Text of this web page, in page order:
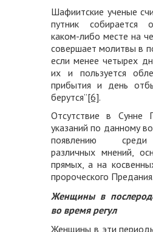
Шафиитские ученые
путник собирается
каком-либо месте на
совершает молитвы в
если менее четырех
их и пользуется
прибытия и день
берутся”[6].
Отсутствие в Сунне
указаний по данному
появлению среди
различных мнений,
прямых, а на
пророческого Предания.
Женщины в
во время регул
Женщины в эти